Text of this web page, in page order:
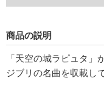
商品の説明
「天空の城ラピュタ
ジブリの名曲を収載し